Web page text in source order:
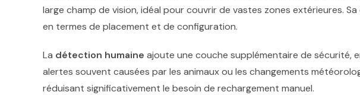
large champ de vision, idéal pour couvrir de vastes zones extérieures.
en termes de placement et de configuration.
La détection humaine ajoute une couche supplémentaire de sécurité,
alertes souvent causées par les animaux ou les changements
réduisant significativement le besoin de rechargement manuel.